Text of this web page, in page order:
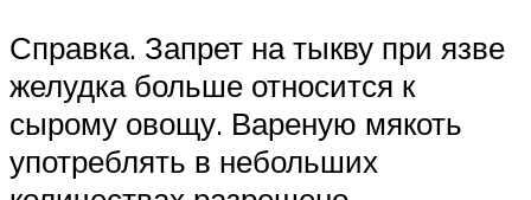
Справка. Запрет на тыкву при язве
желудка больше относится к
сырому овощу. Вареную мякоть
употреблять в небольших